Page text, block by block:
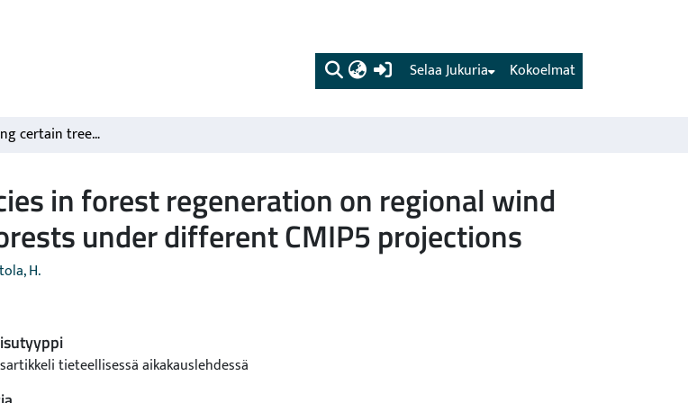
(current) Kokoelmat
Selaa Jukuria
Effects of using certain tree species in forest regeneration on regional wind damage risks in Finnish boreal forests under different CMIP5 projections
in forest regeneration on regional wind
under different CMIP5 projections
H.
tieteellisessä aikakauslehdessä